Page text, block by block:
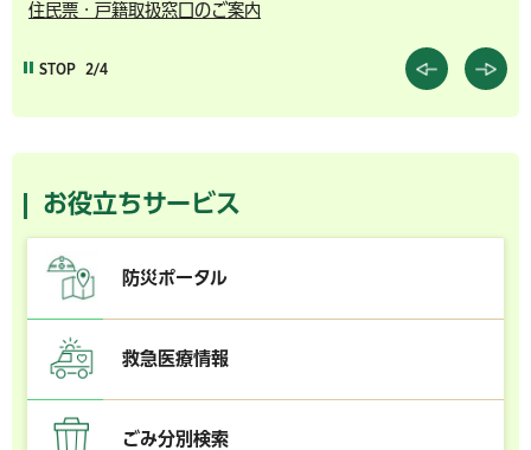
千葉市の電子行政サービス
STOP 3/4
お役立ちサービス
防災ポータル
救急医療情報
ごみ分別検索